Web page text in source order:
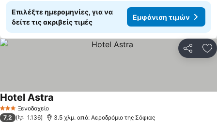
Επιλέξτε ημερομηνίες, για να
δείτε τις ακριβείς τιμές
Εμφάνιση τιμών
3 ΑστέριαΞενοδοχείο
Hotel Astra
7,2 1.136 3.5 χλμ. από: Αεροδρόμιο της Σόφιας